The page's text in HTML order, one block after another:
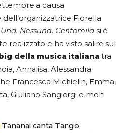
a causa
dell’organizzatrice Fiorella
Una. Nessuna. Centomila si è
realizzato e ha visto salire sul
della musica italiana tra
Annalisa, Alessandra
Francesca Michielin, Emma,
Giuliano Sangiorgi e molti
Tananai canta Tango